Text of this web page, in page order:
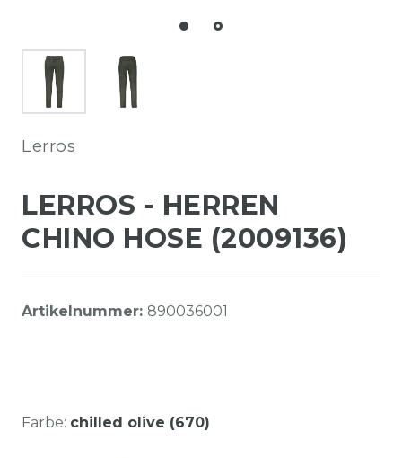
Lerros
LERROS - HERREN
CHINO HOSE (2009136)
Artikelnummer: 890036001
Farbe: chilled olive (670)